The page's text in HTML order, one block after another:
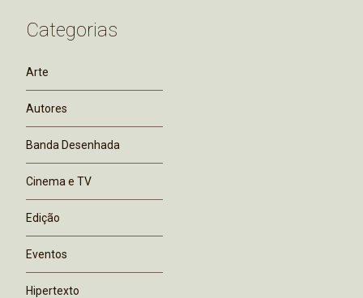
Categorias
Arte
Autores
Banda Desenhada
Cinema e TV
Edição
Eventos
Hipertexto